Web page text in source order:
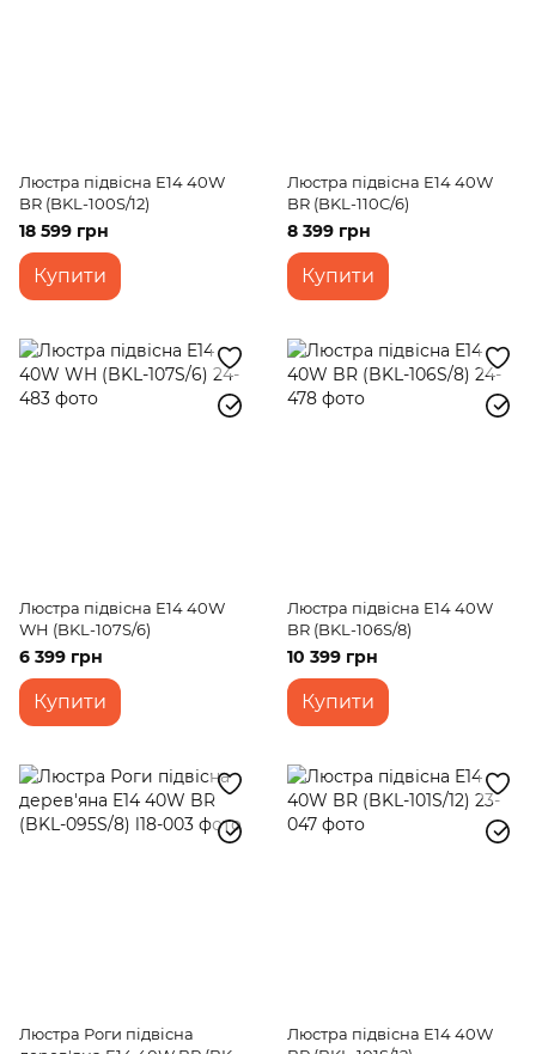
Люстра підвісна E14 40W
BR (BKL-100S/12)
18 599 грн
Купити
Люстра підвісна E14 40W
BR (BKL-110C/6)
8 399 грн
Купити
Люстра підвісна E14 40W
WH (BKL-107S/6)
6 399 грн
Купити
Люстра підвісна E14 40W
BR (BKL-106S/8)
10 399 грн
Купити
Люстра Роги підвісна
Люстра підвісна E14 40W